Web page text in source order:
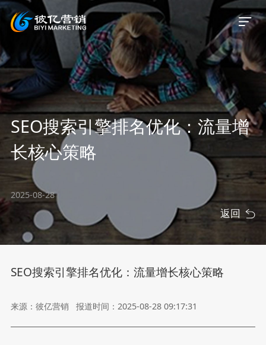
首页
关于我们
服务案例
新闻资讯
SEO搜索引擎排名优化：流量增
长核心策略
2025-08-28
返回
SEO搜索引擎排名优化：流量增长核心策略
来源：彼亿营销 报道时间：2025-08-28 09:17:31